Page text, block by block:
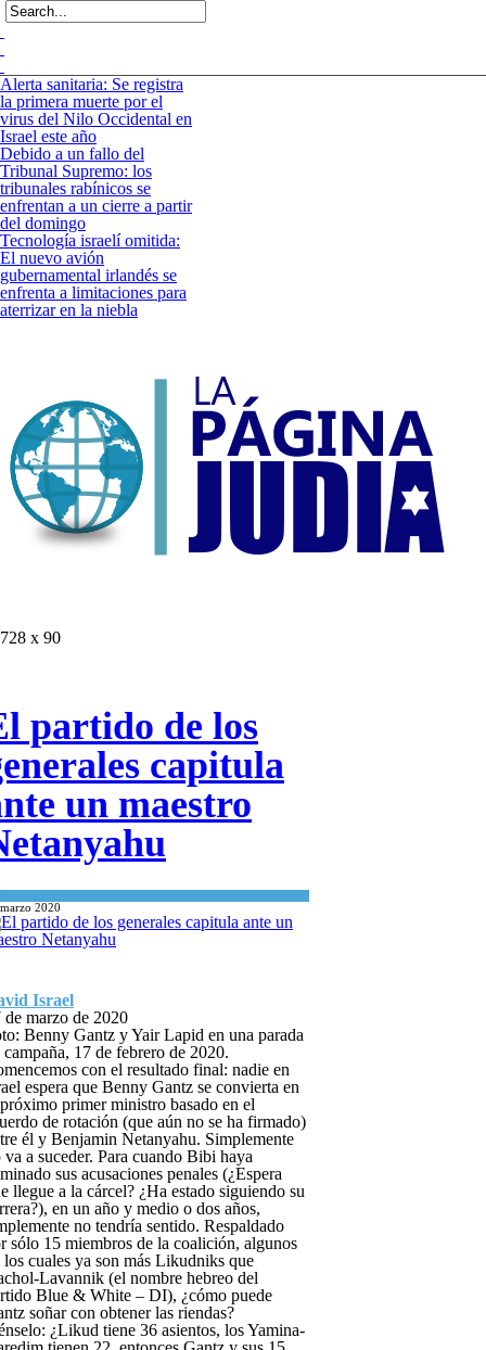
Alerta sanitaria: Se registra
la primera muerte por el
virus del Nilo Occidental en
Israel este año
Debido a un fallo del
Tribunal Supremo: los
tribunales rabínicos se
enfrentan a un cierre a partir
del domingo
Tecnología israelí omitida:
El nuevo avión
gubernamental irlandés se
enfrenta a limitaciones para
aterrizar en la niebla
728 x 90
partido de los
capitula
un maestro
2020
Israel
de marzo de 2020
Benny Gantz y Yair Lapid en una parada
campaña, 17 de febrero de 2020.
con el resultado final: nadie en
espera que Benny Gantz se convierta en
primer ministro basado en el
de rotación (que aún no se ha firmado)
él y Benjamin Netanyahu. Simplemente
va a suceder. Para cuando Bibi haya
sus acusaciones penales (¿Espera
llegue a la cárcel? ¿Ha estado siguiendo su
en un año y medio o dos años,
no tendría sentido. Respaldado
sólo 15 miembros de la coalición, algunos
los cuales ya son más Likudniks que
Lavannik (el nombre hebreo del
Blue & White – DI), ¿cómo puede
soñar con obtener las riendas?
¿Likud tiene 36 asientos, los Yamina-